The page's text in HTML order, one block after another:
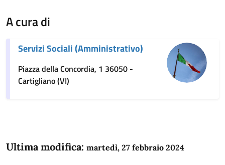
A cura di
Servizi Sociali (Amministrativo)
Piazza della Concordia, 1 36050 -
Cartigliano (VI)
Ultima modifica: martedì, 27 febbraio 2024